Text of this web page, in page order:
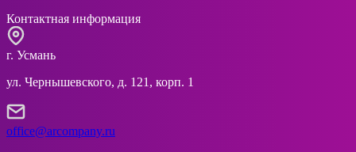
Контактная информация
г. Усмань
ул. Чернышевского, д. 121, корп. 1
office@arcompany.ru